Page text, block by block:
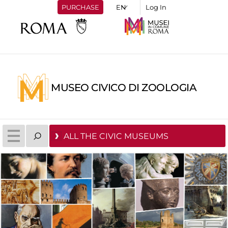
PURCHASE Log In
MUSEO CIVICO DI ZOOLOGIA
ALL THE CIVIC MUSEUMS